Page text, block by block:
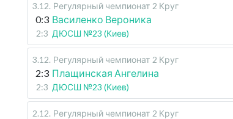
3.12. Регулярный чемпионат 2 Круг
0:3 Василенко Вероника
2:3 ДЮСШ №23 (Киев)
3.12. Регулярный чемпионат 2 Круг
2:3 Плащинская Ангелина
2:3 ДЮСШ №23 (Киев)
2.12. Регулярный чемпионат 2 Круг